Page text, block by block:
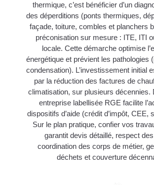
thermique, c’est bénéficier d’un
des déperditions (ponts thermiques,
façade, toiture, combles et planchers
préconisation sur mesure : ITE, ITI
locale. Cette démarche optimise
énergétique et prévient les pathologies
condensation). L’investissement initial
par la réduction des factures de
climatisation, sur plusieurs décennies.
entreprise labellisée RGE facilite
dispositifs d’aide (crédit d’impôt, CEE,
Sur le plan pratique, confier vos
garantit devis détaillé, respect
coordination des corps de métier,
déchets et couverture